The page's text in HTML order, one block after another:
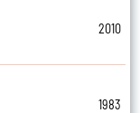
2010
1983